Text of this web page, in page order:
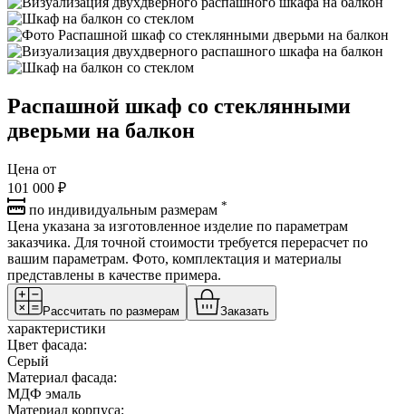
Распашной шкаф со стеклянными
дверьми на балкон
Цена от
101 000 ₽
по индивидуальным размерам *
Цена указана за изготовленное изделие по параметрам
заказчика. Для точной стоимости требуется перерасчет по
вашим параметрам. Фото, комплектация и материалы
представлены в качестве примера.
Рассчитать по размерам Заказать
характеристики
Цвет фасада:
Серый
Материал фасада:
МДФ эмаль
Материал корпуса: